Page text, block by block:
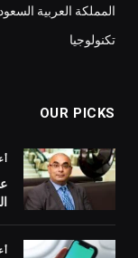
المملكة العربية
تكنولوجيا
OUR PICKS